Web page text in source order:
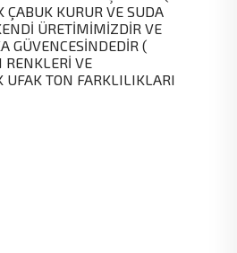
KURUR VE SUDA
ÜRETİMİMİZDİR VE
GÜVENCESİNDEDİR (
RENKLERİ VE
UFAK TON FARKLILIKLARI